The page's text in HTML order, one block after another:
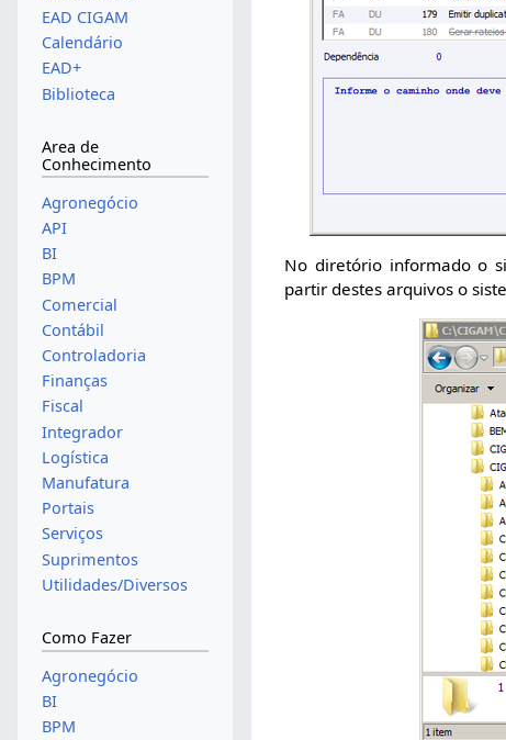
No diretório informado o
partir destes arquivos o
EAD CIGAM
Calendário
EAD+
Biblioteca
Area de
Conhecimento
Agronegócio
API
BI
BPM
Comercial
Contábil
Controladoria
Finanças
Fiscal
Integrador
Logística
Manufatura
Portais
Serviços
Suprimentos
Utilidades/Diversos
Como Fazer
Agronegócio
BI
BPM